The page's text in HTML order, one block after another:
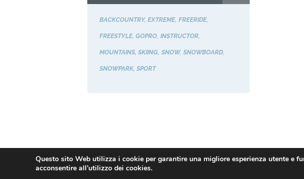
BACKCOUNTRY EXTREME FREERIDE
FREESTYLE GOPRO INSTRUCTOR
MOUNTAINS SKIING SNOW SNOWBOARD
SNOWPARK SPORT
Questo sito Web utilizza i cookie per garantire una migliore esperienza utente
acconsentire all’utilizzo dei cookies.